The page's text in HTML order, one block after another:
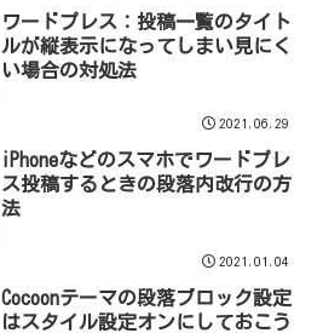
ワードプレス：投稿一覧のタイト
ルが縦表示になってしまい見にく
い場合の対処法
2021.06.29
iPhoneなどのスマホでワードプレ
ス投稿するときの段落内改行の方
法
2021.01.04
Cocoonテーマの段落ブロック設定
はスタイル設定オンにしておこう